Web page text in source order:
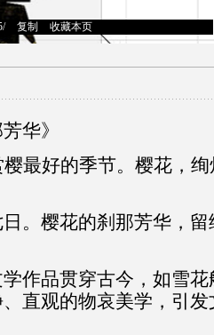
> 复制 收藏本页
华》
最好的季节。樱花，
。樱花的刹那芳华，
作品贯穿古今，如雪
直观的物哀美学，引